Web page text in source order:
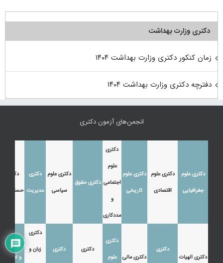
دکتری وزارت بهداشت
زمان کنکور دکتری وزارت بهداشت ۱۴۰۴
دفترچه دکتری وزارت بهداشت ۱۴۰۴
انجمن‌های آزمون دکتری
دکتری علوم
جغرافیایی
دکتری علوم
اقتصادی
دکتری علوم
تاریخی
دکتری
علوم
اجتماعی
و
مددکاری
دکتری حقوق
دکتری علوم
سیاسی
دکتری
مدیریت
دکتری
حسابداری
دکتری الهیات
دکتری
دکتری مالی
دکتری
علوم
دکتری
دکتری
دکتری
زبان و
دکتری زبان
و ادبیات